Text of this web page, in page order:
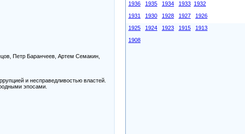
Петр Баранчеев, Артем Семакин,
и несправедливостью властей.
эпосами.
1936
1935 1934 1933 1932
1931
1930 1928 1927
1926
1925
1924 1923 1915
1913
1908